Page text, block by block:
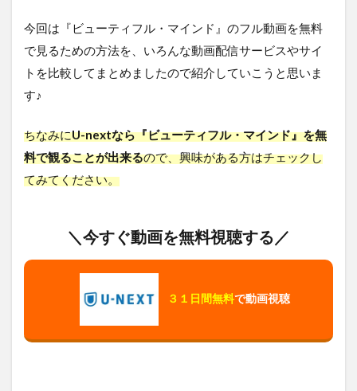
今回は『ビューティフル・マインド』のフル動画を無料
で見るための方法を、いろんな動画配信サービスやサイ
トを比較してまとめましたので紹介していこうと思いま
す♪
ちなみにU-nextなら『ビューティフル・マインド』を無
料で観ることが出来るので、興味がある方はチェックし
てみてください。
＼今すぐ動画を無料視聴する／
３１日間無料で動画視聴